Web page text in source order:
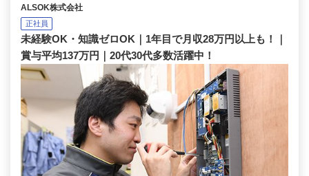
ALSOK株式会社
正社員
未経験OK・知識ゼロOK｜1年目で月収28万円以上も！｜
賞与平均137万円｜20代30代多数活躍中！